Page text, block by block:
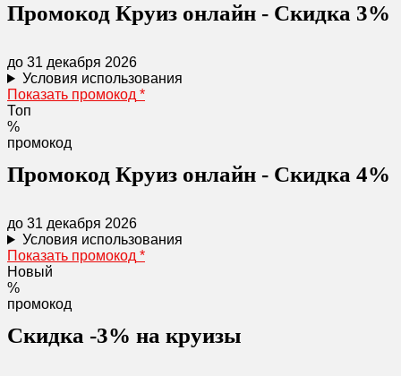
Промокод Круиз онлайн - Скидка 3%
до 31 декабря 2026
Условия использования
Показать промокод *
Топ
%
промокод
Промокод Круиз онлайн - Скидка 4%
до 31 декабря 2026
Условия использования
Показать промокод *
Новый
%
промокод
Скидка -3% на круизы